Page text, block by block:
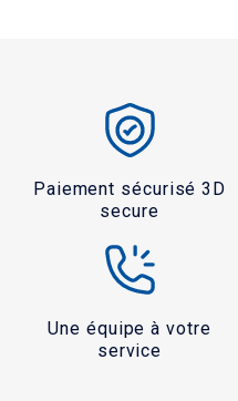
Paiement sécurisé 3D
secure
Une équipe à votre
service